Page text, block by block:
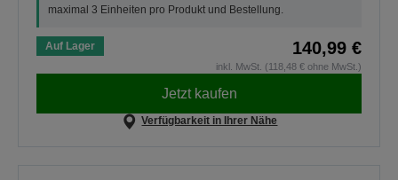
maximal 3 Einheiten pro Produkt und Bestellung.
Auf Lager 140,99 €
inkl. MwSt. (118,48 € ohne MwSt.)
Jetzt kaufen
Verfügbarkeit in Ihrer Nähe